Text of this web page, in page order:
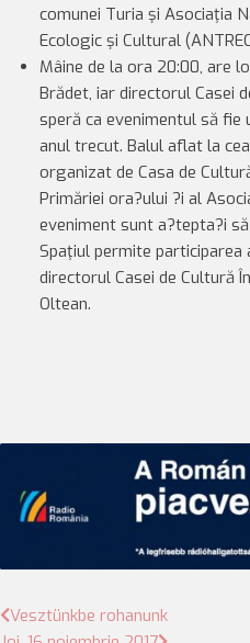
comunei Turia şi Asociaţia
Ecologic şi Cultural
Mâine de la ora 20:00, are
Brădet, iar directorul Casei
speră ca evenimentul să fie
anul trecut. Balul aflat la
organizat de Casa de
Primăriei ora?ului ?i al
eveniment sunt a?tepta?i
Spaţiul permite participarea
directorul Casei de Cultură
Oltean.
Bejegyzés
Vesztünkbe rohanunk